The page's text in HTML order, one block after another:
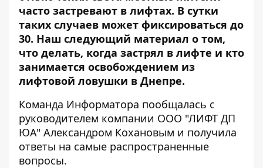
часто застревают в лифтах. В сутки
таких случаев может фиксироваться до
30. Наш следующий материал о том,
что делать, когда застрял в лифте и кто
занимается освобождением из
лифтовой ловушки в Днепре.
Команда Информатора пообщалась с
руководителем компании ООО "ЛИФТ ДП
ЮА" Александром Кохановым и получила
ответы на самые распространенные
вопросы.